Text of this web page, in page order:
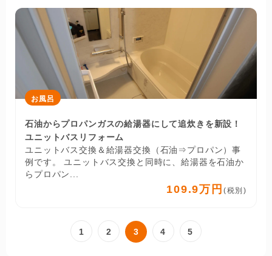
お風呂
石油からプロパンガスの給湯器にして追炊きを新設！
ユニットバスリフォーム
ユニットバス交換＆給湯器交換（石油⇒プロパン）事
例です。 ユニットバス交換と同時に、給湯器を石油か
らプロパン...
109.9万円 (税別)
1 2 3 4 5